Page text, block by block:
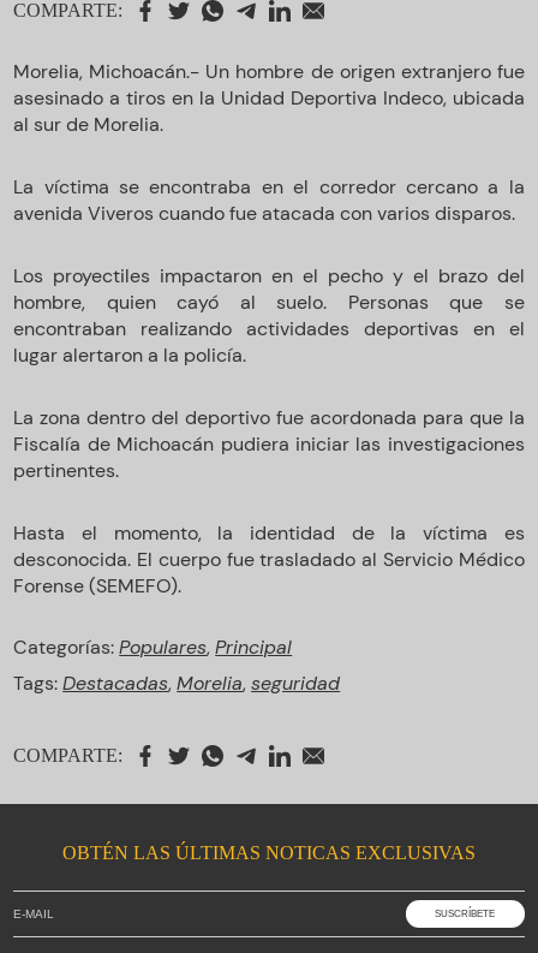
COMPARTE:
Morelia, Michoacán.- Un hombre de origen extranjero fue
asesinado a tiros en la Unidad Deportiva Indeco, ubicada
al sur de Morelia.
La víctima se encontraba en el corredor cercano a la
avenida Viveros cuando fue atacada con varios disparos.
Los proyectiles impactaron en el pecho y el brazo del
hombre, quien cayó al suelo. Personas que se
encontraban realizando actividades deportivas en el
lugar alertaron a la policía.
La zona dentro del deportivo fue acordonada para que la
Fiscalía de Michoacán pudiera iniciar las investigaciones
pertinentes.
Hasta el momento, la identidad de la víctima es
desconocida. El cuerpo fue trasladado al Servicio Médico
Forense (SEMEFO).
Categorías:Populares,Principal
Tags:Destacadas,Morelia,seguridad
COMPARTE:
OBTÉN LAS ÚLTIMAS NOTICAS EXCLUSIVAS